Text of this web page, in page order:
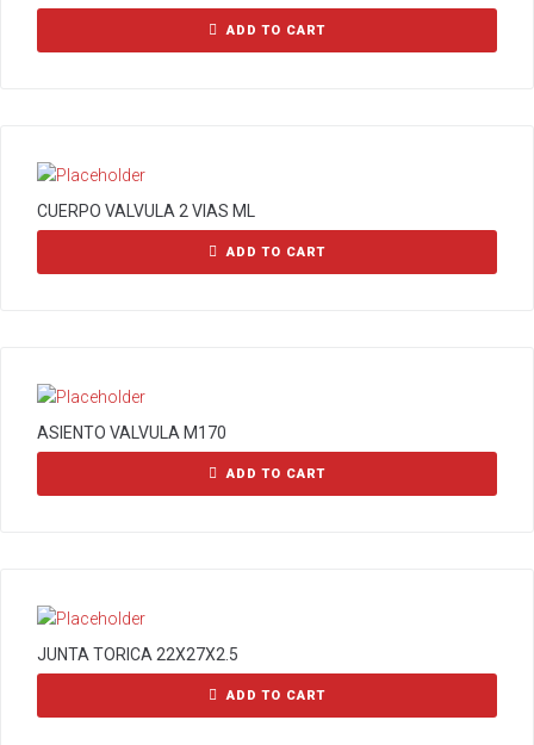
ADD TO CART
CUERPO VALVULA 2 VIAS ML
ADD TO CART
ASIENTO VALVULA M170
ADD TO CART
JUNTA TORICA 22X27X2.5
ADD TO CART